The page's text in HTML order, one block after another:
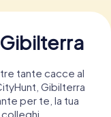
tante cacce al
Gibilterra
per te, la tua